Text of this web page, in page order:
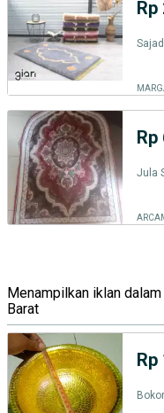
Rp
Rp
Jula
Menampilkan iklan dalam
Barat
Rp